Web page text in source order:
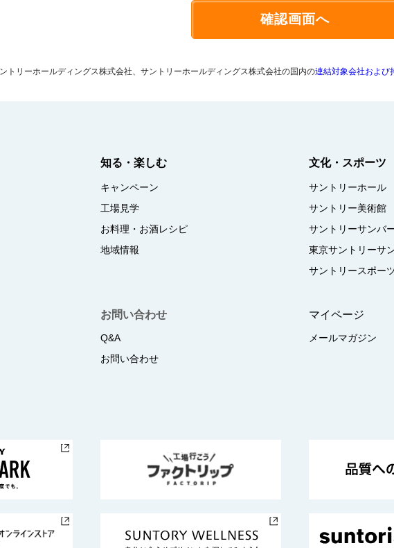
確認画面へ
ントリーホールディングス株式会社、サントリーホールディングス株式会社の国内の連結対象会社および
知る・楽しむ
キャンペーン
工場見学
お料理・お酒レシピ
地域情報
文化・スポーツ
サントリーホール
サントリー美術館
サントリーサンバ
東京サントリーサ
サントリースポー
お問い合わせ
Q&A
お問い合わせ
マイページ
メールマガジン